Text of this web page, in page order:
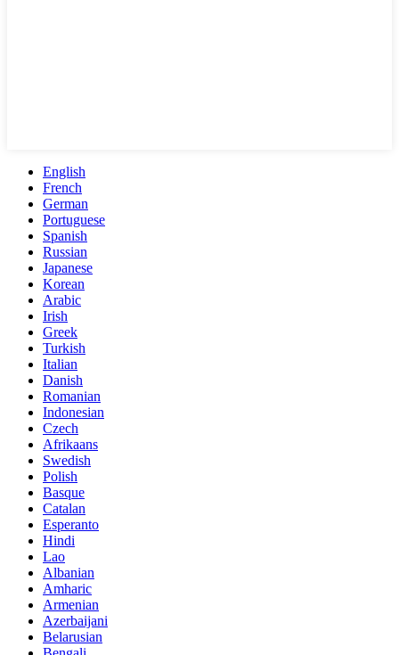
English
French
German
Portuguese
Spanish
Russian
Japanese
Korean
Arabic
Irish
Greek
Turkish
Italian
Danish
Romanian
Indonesian
Czech
Afrikaans
Swedish
Polish
Basque
Catalan
Esperanto
Hindi
Lao
Albanian
Amharic
Armenian
Azerbaijani
Belarusian